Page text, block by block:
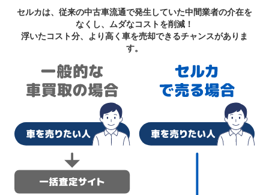
セルカは、従来の中古車流通で発生していた中間業者の介在を
なくし、ムダなコストを削減！
浮いたコスト分、より高く車を売却できるチャンスがありま
す。